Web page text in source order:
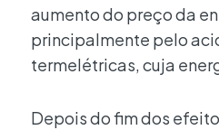
aumento do preço da
principalmente pelo
termelétricas, cuja
Depois do fim dos